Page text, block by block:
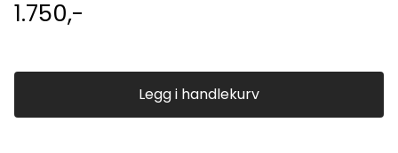
1.750,-
Legg i handlekurv